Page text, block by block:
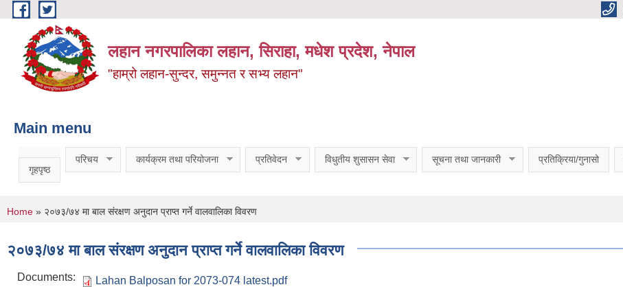
Skip to main content
लहान नगरपालिका लहान, सिराहा, मधेश प्रदेश, नेपाल
"हाम्रो लहान-सुन्दर, समुन्नत र सभ्य लहान"
Main menu
गृहपृष्ठ
परिचय कार्यक्रम तथा परियोजना प्रतिवेदन विधुतीय शुसासन सेवा सूचना तथा जानकारी प्रतिक्रिया/गुनासो
You are here
Home » २०७३/७४ मा बाल संरक्षण अनुदान प्राप्त गर्ने वालवालिका विवरण
२०७३/७४ मा बाल संरक्षण अनुदान प्राप्त गर्ने वालवालिका विवरण
Documents: Lahan Balposan for 2073-074 latest.pdf